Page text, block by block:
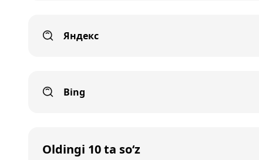
Яндекс
Bing
Oldingi 10 ta so‘z